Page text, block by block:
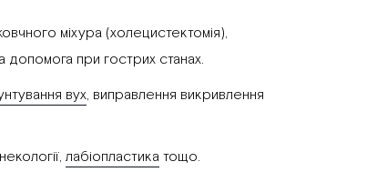
міхура (холецистектомія),
допомога при гострих станах.
вух, виправлення викривлення
лабіопластикатощо.